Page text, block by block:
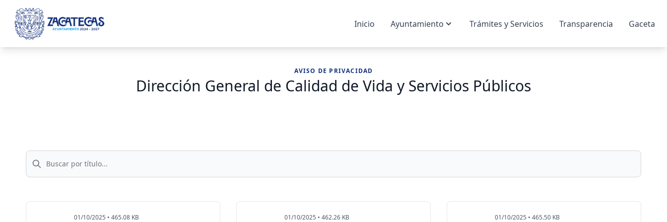
Inicio Ayuntamiento Trámites y Servicios Transparencia Gaceta
AVISO DE PRIVACIDAD
Dirección General de Calidad de Vida y Servicios Públicos
01/10/2025 • 465.08 KB 01/10/2025 • 462.26 KB 01/10/2025 • 465.50 KB
menu